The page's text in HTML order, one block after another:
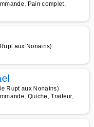
Pain complet,
aux Nonains)
Rupt aux Nonains)
Quiche, Traiteur,